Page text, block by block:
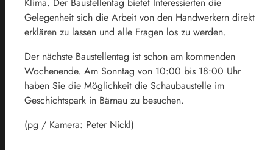
Gelegenheit sich die Arbeit von den Handwerkern direkt
erklären zu lassen und alle Fragen los zu werden.
Der nächste Baustellentag ist schon am kommenden
Wochenende. Am Sonntag von 10:00 bis 18:00 Uhr
haben Sie die Möglichkeit die Schaubaustelle im
Geschichtspark in Bärnau zu besuchen.
(pg / Kamera: Peter Nickl)